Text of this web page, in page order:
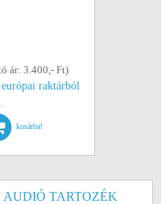
ár: 3.400,- Ft)
raktárból
kosárba!
AUDIÓ TARTOZÉK